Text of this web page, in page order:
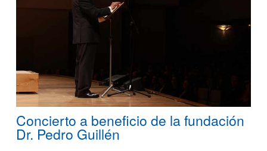
Concierto a beneficio de la fundación
Dr. Pedro Guillén